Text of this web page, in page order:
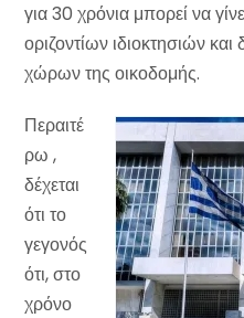
για 30 χρόνια μπορεί να
οριζοντίων ιδιοκτησιών
χώρων της οικοδομής.
Περαιτέ
ρω ,
δέχεται
ότι το
γεγονός
ότι, στο
χρόνο